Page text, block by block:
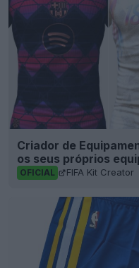
Criador de
os seus próprios
OFICIAL FIFA Kit Creator